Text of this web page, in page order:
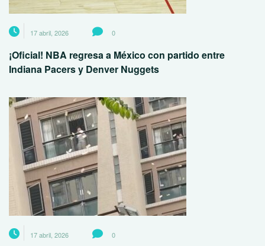
17 abril, 2026 0
¡Oficial! NBA regresa a México con partido entre
Indiana Pacers y Denver Nuggets
17 abril, 2026 0